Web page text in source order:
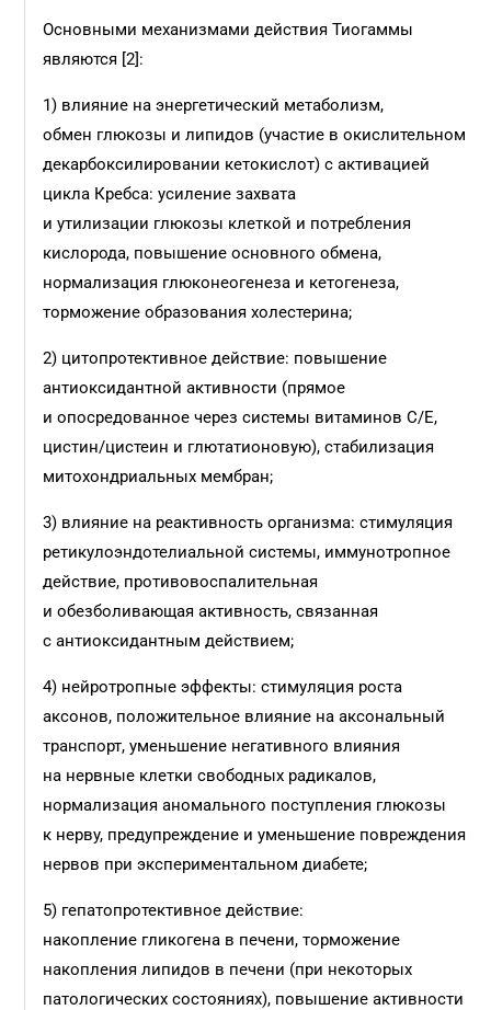
Основными механизмами действия Тиогаммы
являются [2]:
1) влияние на энергетический метаболизм,
обмен глюкозы и липидов (участие в окислительном
декарбоксилировании кетокислот) с активацией
цикла Кребса: усиление захвата
и утилизации глюкозы клеткой и потребления
кислорода, повышение основного обмена,
нормализация глюконеогенеза и кетогенеза,
торможение образования холестерина;
2) цитопротективное действие: повышение
антиоксидантной активности (прямое
и опосредованное через системы витаминов С/Е,
цистин/цистеин и глютатионовую), стабилизация
митохондриальных мембран;
3) влияние на реактивность организма: стимуляция
ретикулоэндотелиальной системы, иммунотропное
действие, противовоспалительная
и обезболивающая активность, связанная
с антиоксидантным действием;
4) нейротропные эффекты: стимуляция роста
аксонов, положительное влияние на аксональный
транспорт, уменьшение негативного влияния
на нервные клетки свободных радикалов,
нормализация аномального поступления глюкозы
к нерву, предупреждение и уменьшение повреждения
нервов при экспериментальном диабете;
5) гепатопротективное действие:
накопление гликогена в печени, торможение
накопления липидов в печени (при некоторых
патологических состояниях), повышение активности